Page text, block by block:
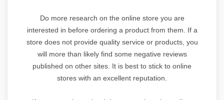
Do more research on the online store you are
interested in before ordering a product from them. If a
store does not provide quality service or products, you
will more than likely find some negative reviews
published on other sites. It is best to stick to online
stores with an excellent reputation.